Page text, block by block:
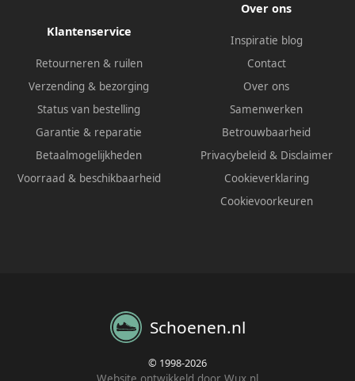
Klantenservice
Retourneren & ruilen
Verzending & bezorging
Status van bestelling
Garantie & reparatie
Betaalmogelijkheden
Voorraad & beschikbaarheid
Over ons
Inspiratie blog
Contact
Over ons
Samenwerken
Betrouwbaarheid
Privacybeleid & Disclaimer
Cookieverklaring
Cookievoorkeuren
Schoenen.nl
© 1998-2026